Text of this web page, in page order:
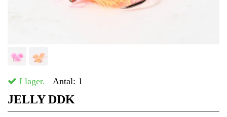
I lager. Antal: 1
JELLY DDK